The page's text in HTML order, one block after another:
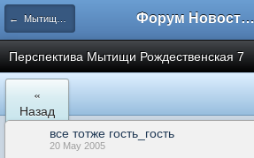
← Мытищи, Рождественская 7 Форум Новостройки
Перспектива Мытищи Рождественская 7
«
Назад
все тотже гость_гость
20 May 2005